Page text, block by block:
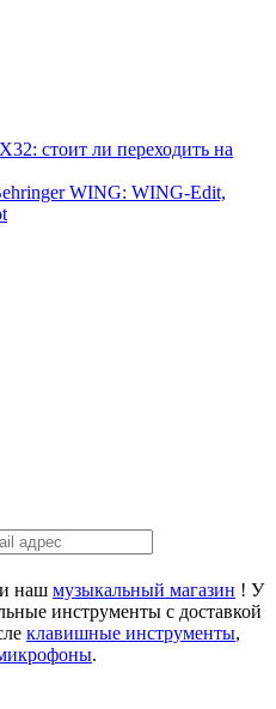
стоит ли переходить на
WING: WING-Edit,
наш музыкальный магазин ! У
инструменты с доставкой
клавишные инструменты,
.